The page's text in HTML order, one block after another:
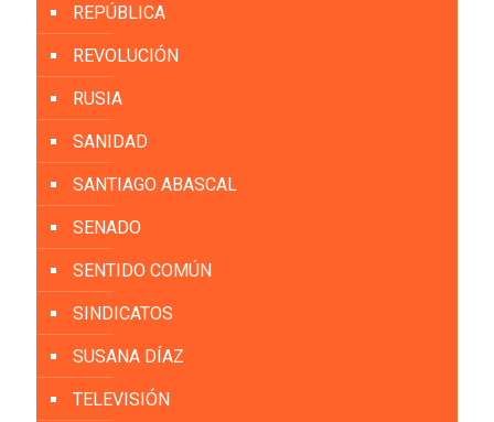
REPÚBLICA
REVOLUCIÓN
RUSIA
SANIDAD
SANTIAGO ABASCAL
SENADO
SENTIDO COMÚN
SINDICATOS
SUSANA DÍAZ
TELEVISIÓN